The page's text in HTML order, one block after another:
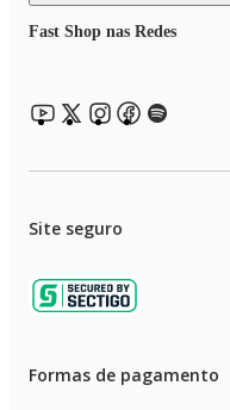
Fast Shop nas Redes
Site seguro
Formas de pagamento